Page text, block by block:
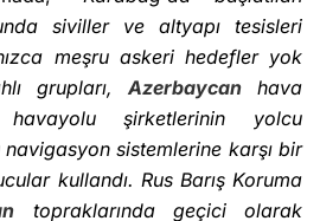
siviller ve altyapı tesisleri
meşru askeri hedefler yok
grupları,Azerbaycan hava
havayolu şirketlerinin yolcu
navigasyon sistemlerine karşı bir
kullandı. Rus Barış Koruma
topraklarında geçici olarak